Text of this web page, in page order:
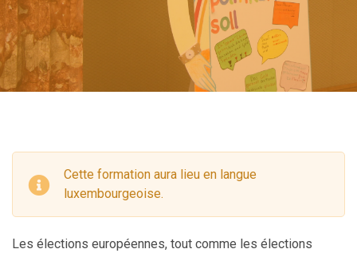
Cette formation aura lieu en langue
luxembourgeoise.
Les élections européennes, tout comme les élections